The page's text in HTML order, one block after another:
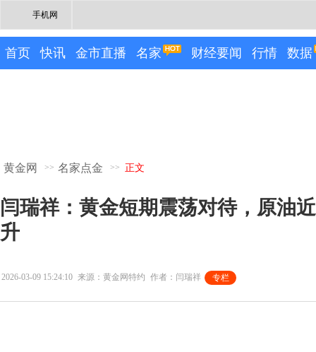
手机网
首页 快讯 金市直播 名家 财经要闻 行情 数据
黄金网 >> 名家点金 >> 正文
闫瑞祥：黄金短期震荡对待，原油
升
2026-03-09 15:24:10 来源：黄金网特约 作者：闫瑞祥 专栏
专栏